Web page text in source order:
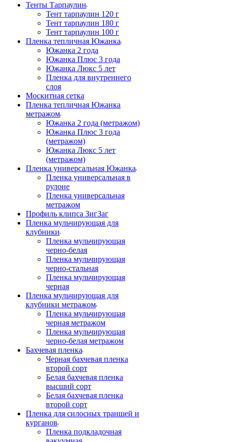
Тенты Тарпаулин
Тент тарпаулин 120 г
Тент тарпаулин 180 г
Тент тарпаулин 100 г
Пленка тепличная Южанка
Южанка 2 года
Южанка Плюс 3 года
Южанка Люкс 5 лет
Пленка для внутреннего
слоя
Москитная сетка
Пленка тепличная Южанка
метражом
Южанка 2 года (метражом)
Южанка Плюс 3 года
(метражом)
Южанка Люкс 5 лет
(метражом)
Пленка универсальная Южанка
Пленка универсальная в
рулоне
Пленка универсальная
метражом
Профиль клипса ЗигЗаг
Пленка мульчирующая для
клубники
Пленка мульчирующая
черно-белая
Пленка мульчирующая
черно-стальная
Пленка мульчирующая
черная
Пленка мульчирующая для
клубники метражом
Пленка мульчирующая
черная метражом
Пленка мульчирующая
черно-белая метражом
Бахчевая пленка
Черная бахчевая пленка
второй сорт
Белая бахчевая пленка
высший сорт
Белая бахчевая пленка
второй сорт
Пленка для силосных траншей и
курганов
Пленка подкладочная